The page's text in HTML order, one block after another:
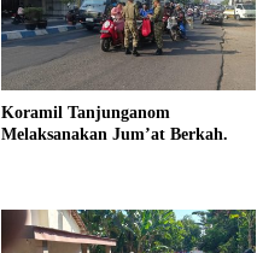
Koramil Tanjunganom
Melaksanakan Jum’at Berkah.